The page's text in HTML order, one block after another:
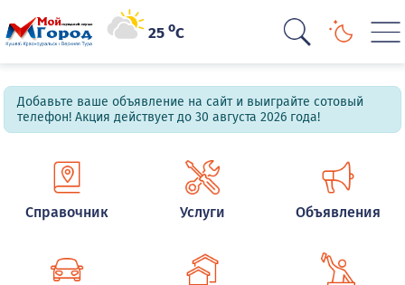
25oC
Добавьте ваше объявление на сайт и выиграйте сотовый
телефон! Акция действует до 30 августа 2026 года!
Справочник Услуги Объявления